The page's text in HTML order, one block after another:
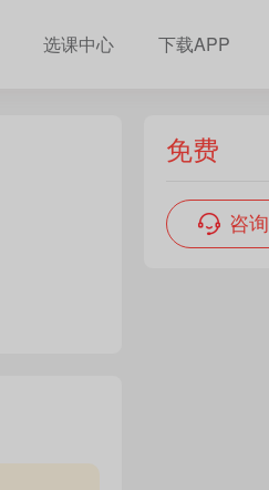
选课中心 下载APP
免费
咨询